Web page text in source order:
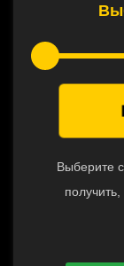
Выберите